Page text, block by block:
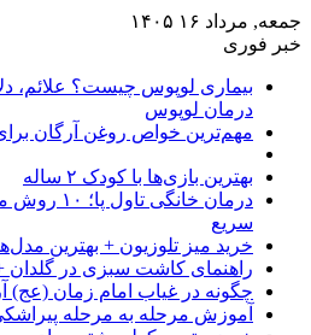
جمعه, مرداد ۱۶ ۱۴۰۵
خبر فوری
بیماری لوپوس چیست؟ علائم،
درمان لوپوس
مهم‌ترین خواص روغن آرگان
بهترین بازی‌ها با کودک ۲ ساله
درمان
سریع
خرید میز تلوزیون + بهترین مدل‌های
راهنمای کاشت سبزی در گلدان + ۷ گیاه
چگونه در غیاب امام زمان (عج)
آموزش مرحله به مرحله